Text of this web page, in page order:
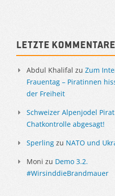
Letzte Kommentare
Abdul Khalifal zu Zum
Frauentag – Piratinnen
der Freiheit
Schweizer Alpenjodel Pirat
Chatkontrolle abgesagt!
Sperling zu NATO und
Moni zu Demo 3.2.
#WirsinddieBrandmauer